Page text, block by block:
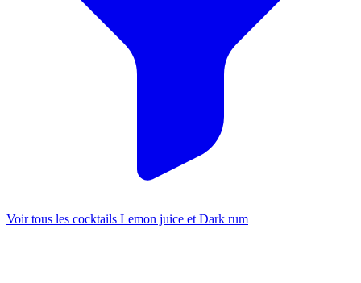
Voir tous les cocktails Lemon juice et Dark rum